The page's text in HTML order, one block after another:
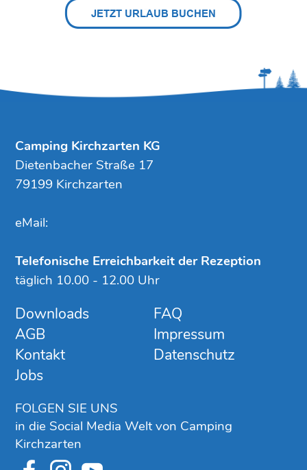
Downloads
AGB
Kontakt
Jobs
FAQ
Impressum
Datenschutz
FOLGEN SIE UNS
in die Social Media Welt von Camping
Kirchzarten
Camping Kirchzarten KG
Dietenbacher Straße 17
79199 Kirchzarten
eMail:
Telefonische Erreichbarkeit der Rezeption
täglich 10.00 - 12.00 Uhr